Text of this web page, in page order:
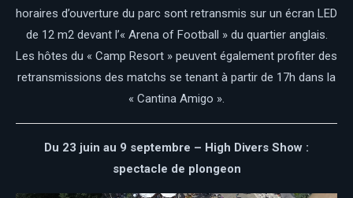
horaires d’ouverture du parc sont retransmis sur un écran LED
de 12 m2 devant l’« Arena of Football » du quartier anglais.
Les hôtes du « Camp Resort » peuvent également profiter des
retransmissions des matchs se tenant à partir de 17h dans la
« Cantina Amigo ».
Du 23 juin au 9 septembre – High Divers Show :
spectacle de plongeon